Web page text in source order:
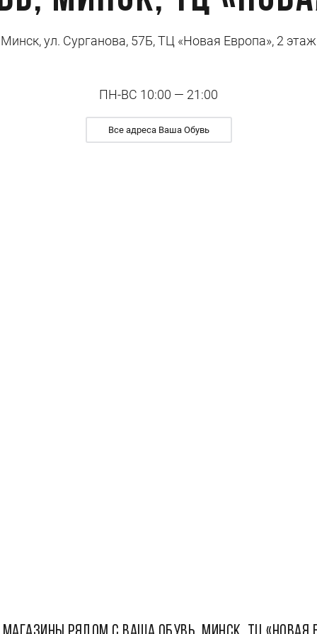
Минск, ул. Сурганова, 57Б, ТЦ «Новая Европа», 2 этаж
ПН-ВС 10:00 — 21:00
Все адреса Ваша Обувь